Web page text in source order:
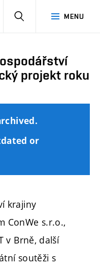
MENU
projekt roku
or
krajiny
ConWe s.r.o.,
v Brně, další
soutěži s